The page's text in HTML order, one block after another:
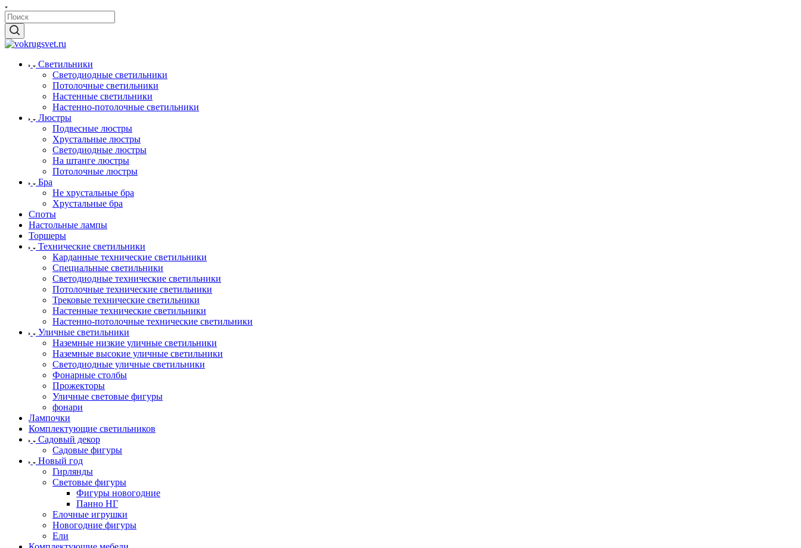
Светильники
Светодиодные светильники
Потолочные светильники
Настенные светильники
Настенно-потолочные светильники
Люстры
Подвесные люстры
Хрустальные люстры
Светодиодные люстры
На штанге люстры
Потолочные люстры
Бра
Не хрустальные бра
Хрустальные бра
Споты
Настольные лампы
Торшеры
Технические светильники
Карданные технические светильники
Специальные светильники
Светодиодные технические светильники
Потолочные технические светильники
Трековые технические светильники
Настенные технические светильники
Настенно-потолочные технические светильники
Уличные светильники
Наземные низкие уличные светильники
Наземные высокие уличные светильники
Светодиодные уличные светильники
Фонарные столбы
Прожекторы
Уличные световые фигуры
фонари
Лампочки
Комплектующие светильников
Садовый декор
Садовые фигуры
Новый год
Гирлянды
Световые фигуры
Фигуры новогодние
Панно НГ
Елочные игрушки
Новогодние фигуры
Ели